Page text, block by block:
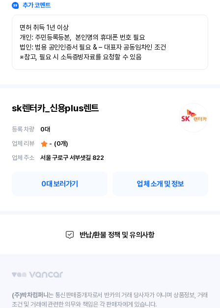
추가 코멘트
면허 취득 1년 이상
개인: 주민등록등본,  본인명의 휴대폰 번호 필요
법인: 범용 공인인증서 필요 & – 대표자 공동임차인 조건
※참고, 필요 시 소득증빙자료를 요청할 수 있음
sk렌터카_신용plus렌트
등록 차량 0대
업체 리뷰
- (0개)
업체 주소
서울 구로구 서부샛길 822
0대 보러가기 업체 소개 및 정보
반납/환불 정책 및 유의사항
(주)박차컴퍼니는 통신판매중개자로서 반카의 거래 당사자가 아니며 상품정보, 거래
조건 및 거래에 관련한 의무와 책임은 각 판매자에게 있습니다.